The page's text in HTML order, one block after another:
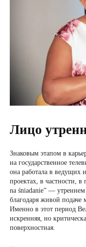
Лицо
Знаковым этапом в
на государственное
она работала в ведущих
проектах, в частности,
na śniadanie” —
благодаря живой подаче
Именно в этот период
искренняя, но
поверхностная.